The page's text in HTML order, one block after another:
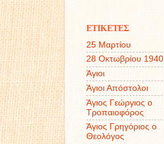
ΕΤΙΚΕΤΕΣ
25 Μαρτίου
28 Οκτωβρίου 1940
Άγιοι
Άγιοι Απόστολοι
Άγιος Γεώργιος ο
Τροπαιοφόρος
Άγιος Γρηγόριος ο
Θεολόγος